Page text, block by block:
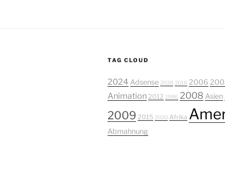
TAG CLOUD
2024 Adsense 2028 2016 2006
Animation 2012 1986 2008 Asien
2009 2015 2020 Afrika
Abmahnung